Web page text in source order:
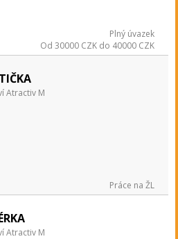
Plný úvazek
Od 30000 CZK do 40000 CZK
Atractiv M
Práce na ŽL
Atractiv M